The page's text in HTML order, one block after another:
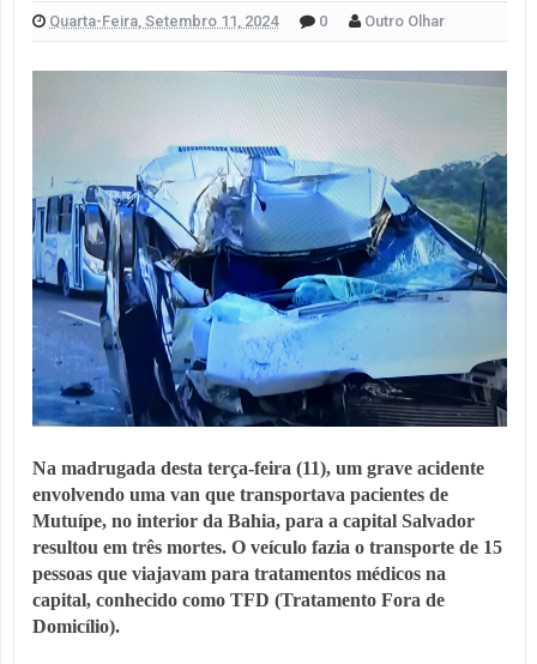
Quarta-Feira, Setembro 11, 2024 0 Outro Olhar
Na madrugada desta terça-feira (11), um grave acidente
envolvendo uma van que transportava pacientes de
Mutuípe, no interior da Bahia, para a capital Salvador
resultou em três mortes. O veículo fazia o transporte de 15
pessoas que viajavam para tratamentos médicos na
capital, conhecido como TFD (Tratamento Fora de
Domicílio).